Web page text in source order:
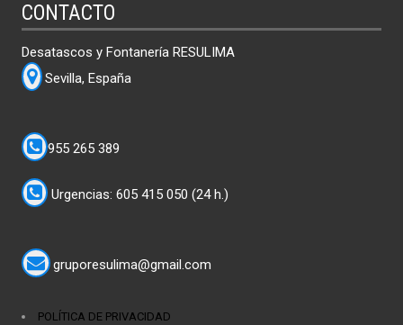
CONTACTO
Desatascos y Fontanería RESULIMA
Sevilla, España
955 265 389
Urgencias: 605 415 050 (24 h.)
gruporesulima@gmail.com
POLÍTICA DE PRIVACIDAD